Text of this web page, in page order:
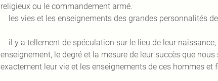
religieux ou le commandement armé.
les vies et les enseignements des grandes personnalités
il y a tellement de spéculation sur le lieu de leur
enseignement, le degré et la mesure de leur succès que
exactement leur vie et les enseignements de ces hommes et